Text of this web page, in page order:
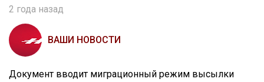
2 года назад
ВАШИ НОВОСТИ
Документ вводит миграционный режим высылки